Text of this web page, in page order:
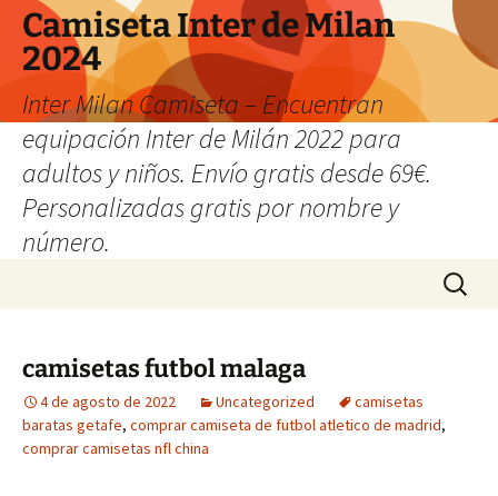
Camiseta Inter de Milan
2024
Inter Milan Camiseta – Encuentran
equipación Inter de Milán 2022 para
adultos y niños. Envío gratis desde 69€.
Personalizadas gratis por nombre y
número.
Buscar:
camisetas futbol malaga
4 de agosto de 2022 Uncategorized
camisetas
baratas getafe, comprar camiseta de futbol atletico de madrid,
comprar camisetas nfl china